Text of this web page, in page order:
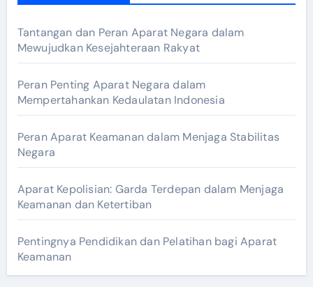
Tantangan dan Peran Aparat Negara dalam
Mewujudkan Kesejahteraan Rakyat
Peran Penting Aparat Negara dalam
Mempertahankan Kedaulatan Indonesia
Peran Aparat Keamanan dalam Menjaga Stabilitas
Negara
Aparat Kepolisian: Garda Terdepan dalam Menjaga
Keamanan dan Ketertiban
Pentingnya Pendidikan dan Pelatihan bagi Aparat
Keamanan